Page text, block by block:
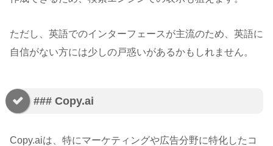
ただし、英語でのインターフェースが主流のため、英語に
自信がない方には少しの戸惑いがあるかもしれません。
### Copy.ai
Copy.aiは、特にマーケティングや広告分野に特化したコ